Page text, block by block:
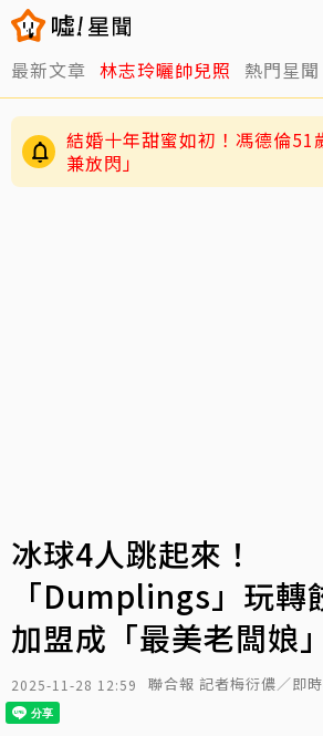
最新文章 林志玲曬帥兒照 熱門星聞
結婚十年甜蜜如初！馮德倫51
兼放閃」
冰球4人跳起來！
「Dumplings」玩轉
加盟成「最美老闆娘」
2025-11-28 12:59 聯合報 記者梅衍儂／即